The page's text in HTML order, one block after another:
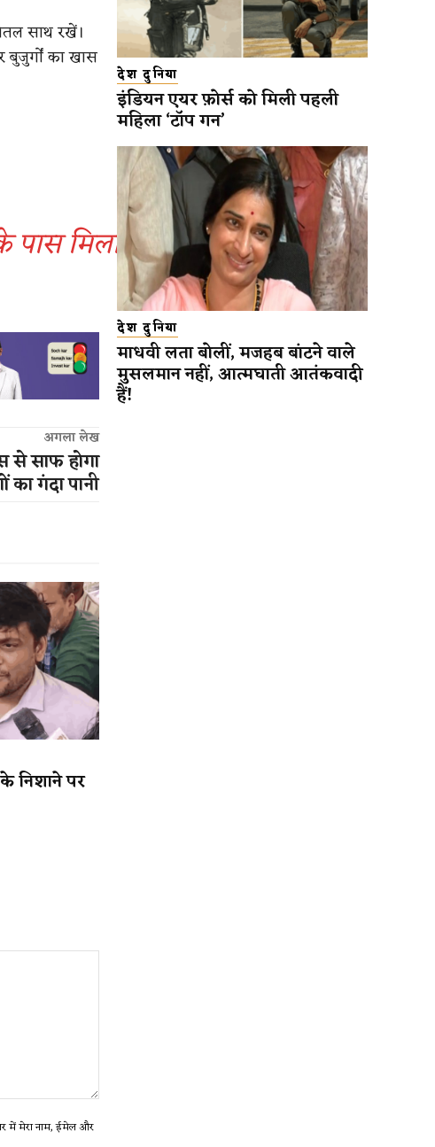
साथ रखें।
का खास
पास मिला
अगला लेख
से साफ होगा
का गंदा पानी
निशाने पर
में मेरा नाम, ईमेल और
देश दुनिया
इंडियन एयर फ़ोर्स को मिली पहली
महिला ‘टॉप गन’
देश दुनिया
माधवी लता बोलीं, मजहब बांटने वाले
मुसलमान नहीं, आत्मघाती आतंकवादी
हैं!